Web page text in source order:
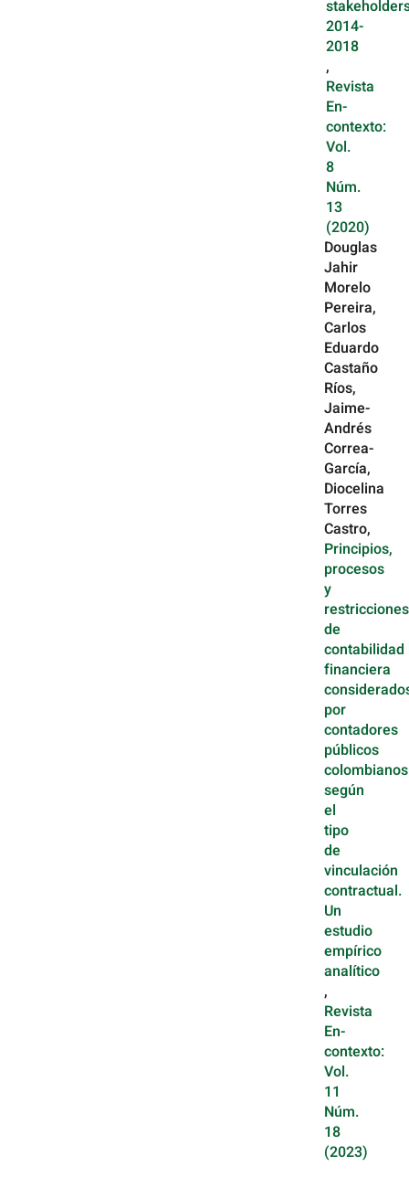
2014-
2018
,
Revista
En-
contexto:
Vol.
8
Núm.
13
(2020)
Douglas
Jahir
Morelo
Pereira,
Carlos
Eduardo
Castaño
Ríos,
Jaime-
Andrés
Correa-
García,
Diocelina
Torres
Castro,
Principios,
procesos
y
restricciones
de
contabilidad
financiera
por
contadores
públicos
colombianos
según
el
tipo
de
vinculación
contractual.
Un
estudio
empírico
analítico
,
Revista
En-
contexto:
Vol.
11
Núm.
18
(2023)